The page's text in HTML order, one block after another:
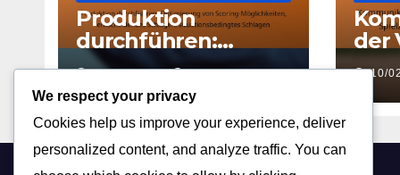
Produktion
durchführen:
Optimierung von
Scoring-
Möglichkeiten,
entscheidendes
Schlagen,
11/02/2026 MAX DONOVAN
der
10/
We respect your privacy
Cookies help us improve your experience, deliver
personalized content, and analyze traffic. You can